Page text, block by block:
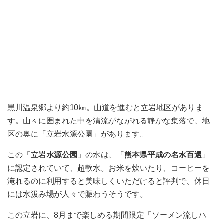
黒川温泉郷より約10㎞。山道を進むと立岩地区がありま
す。山々に囲まれた中を清流がながれる静かな集落で、地
区の奥に「立岩水源公園」があります。
この「 立岩水源公園 」の水は、「 熊本県平成の名水百選 」
に認定されていて、超軟水。お米を炊いたり、コーヒーを
淹れるのに利用すると美味しくいただけると評判で、休日
には水汲み場が人々で賑わうそうです。
この立岩に、8月まで楽しめる期間限定「ソーメン流しハ